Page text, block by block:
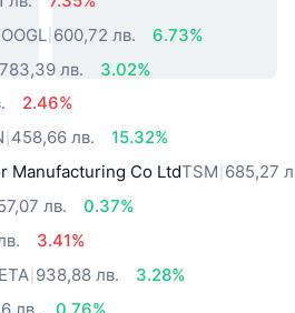
600,72 лв.
6.73%
783,39 лв.
3.02%
2.46%
458,66 лв.
15.32%
Manufacturing Co LtdTSM 685,27
лв.
0.37%
3.41%
938,88 лв.
3.28%